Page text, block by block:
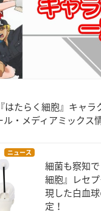
はたらく細胞』キャ
・メディアミックス
ニュース
細菌も察知
細胞』レセ
現した白血
定！